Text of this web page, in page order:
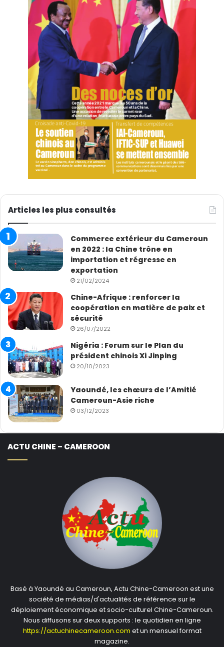
Gérard N.
Articles les plus consultés
Commerce extérieur du Cameroun
en 2022 : la Chine trône en
importation et régresse en
exportation
21/02/2024
Chine-Afrique : renforcer la
coopération en matière de paix et
sécurité
26/07/2022
Nigéria : Forum sur le Plan du
président chinois Xi Jinping
20/10/2023
Yaoundé, les chœurs de l’Amitié
Cameroun-Asie riche
03/12/2023
ACTU CHINE – CAMEROON
Basé à Yaoundé au Cameroun, Actu Chine-Cameroon est une
société de médias/d'actualités de référence sur le
déploiement économique et socio-culturel Chine-Cameroun.
Nous diffusons sur deux supports : le quotidien en ligne
https://actuchinecameroon.com et un mensuel format
magazine.